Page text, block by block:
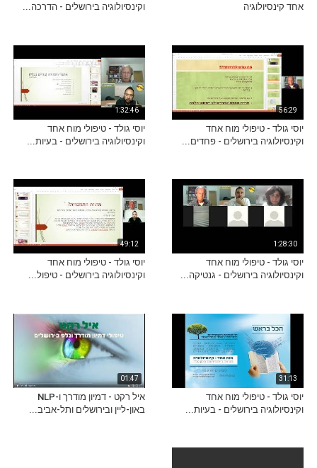
אחד קינסיולוגיה
וקינסיולוגיה בירושלים - הדרכה...
56:29
יוסי גולד - טיפולי מוח אחד
וקינסיולוגיה בירושלים - פחדים...
1:32:46
יוסי גולד - טיפולי מוח אחד
וקינסיולוגיה בירושלים - בעיות...
1:28:30
יוסי גולד - טיפולי מוח אחד
וקינסיולוגיה בירושלים - גנטיקה...
49:12
יוסי גולד - טיפולי מוח אחד
וקינסיולוגיה בירושלים - טיפול...
31:13
יוסי גולד - טיפולי מוח אחד
וקינסיולוגיה בירושלים - בעיות...
01:47
איל רקט - דמיון מודרך ו-NLP
באון-ליין ובירושלים ותל-אביב...